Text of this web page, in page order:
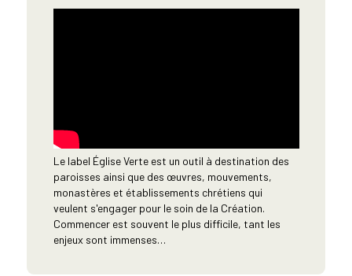
Le label Église Verte est un outil à destination des
paroisses ainsi que des œuvres, mouvements,
monastères et établissements chrétiens qui
veulent s'engager pour le soin de la Création.
Commencer est souvent le plus difficile, tant les
enjeux sont immenses…